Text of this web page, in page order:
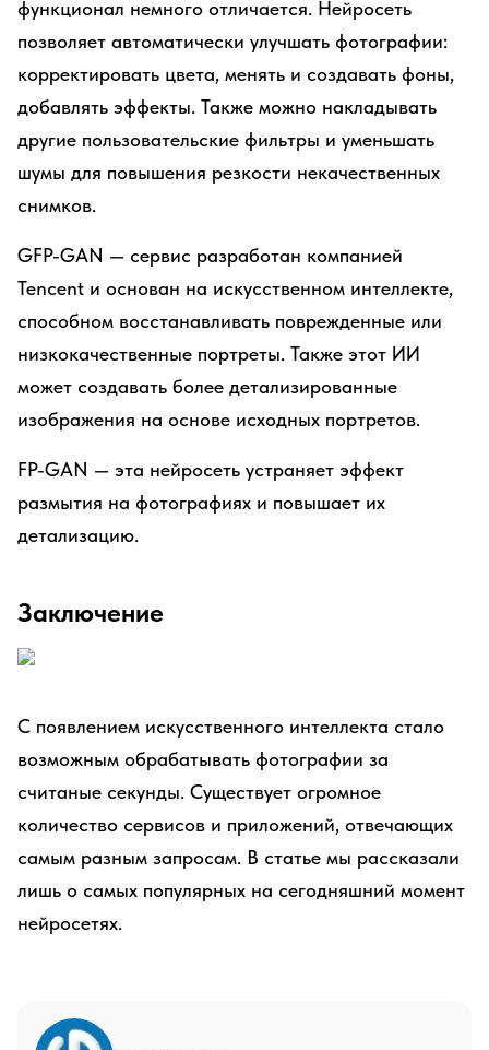
функционал немного отличается. Нейросеть
позволяет автоматически улучшать фотографии:
корректировать цвета, менять и создавать фоны,
добавлять эффекты. Также можно накладывать
другие пользовательские фильтры и уменьшать
шумы для повышения резкости некачественных
снимков.
GFP-GAN — сервис разработан компанией
Tencent и основан на искусственном интеллекте,
способном восстанавливать поврежденные или
низкокачественные портреты. Также этот ИИ
может создавать более детализированные
изображения на основе исходных портретов.
FP-GAN — эта нейросеть устраняет эффект
размытия на фотографиях и повышает их
детализацию.
Заключение
С появлением искусственного интеллекта стало
возможным обрабатывать фотографии за
считаные секунды. Существует огромное
количество сервисов и приложений, отвечающих
самым разным запросам. В статье мы рассказали
лишь о самых популярных на сегодняшний момент
нейросетях.